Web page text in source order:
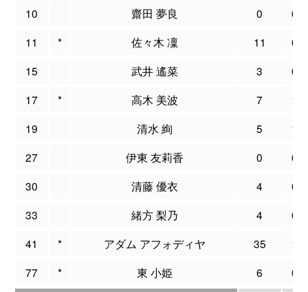
10 齋田 夢良 0
0
11
* 佐々木 凜 11
0
15
武井 遙菜 3
0
17
* 高木 美波 7
1
19
清水 絢 5
1
27
伊東 友莉香 0
0
30
清藤 優衣 4
0
33
緒方 梨乃 4
0
41
* アダム アフォディヤ 35
1
77
* 東 小姫 6 0